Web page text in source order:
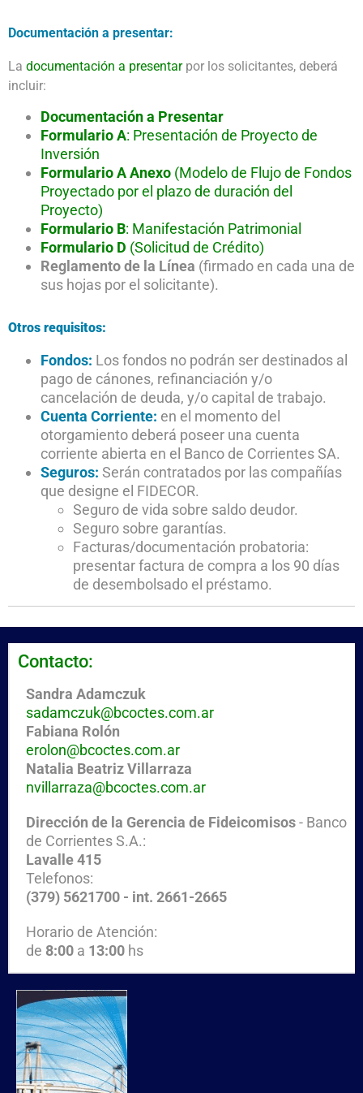
Contacto:
Sandra Adamczuk
sadamczuk@bcoctes.com.ar
Fabiana Rolón
erolon@bcoctes.com.ar
Natalia Beatriz Villarraza
nvillarraza@bcoctes.com.ar
Dirección de la Gerencia de Fideicomisos- Banco
de Corrientes S.A.:
Lavalle 415
Telefonos:
(379) 5621700 - int. 2661-2665
Horario de Atención:
de 8:00 a 13:00 hs
Documentación a presentar:
La documentación a presentarpor los solicitantes, deberá
incluir:
Documentación a Presentar
Formulario A: Presentación de Proyecto de
Inversión
Formulario A Anexo (Modelo de Flujo de Fondos
Proyectado por el plazo de duración del
Proyecto)
Formulario B: Manifestación Patrimonial
Formulario D (Solicitud de Crédito)
Reglamento de la Línea (firmado en cada una de
sus hojas por el solicitante).
Otros requisitos:
Fondos: Los fondos no podrán ser destinados al
pago de cánones, refinanciación y/o
cancelación de deuda, y/o capital de trabajo.
Cuenta Corriente: en el momento del
otorgamiento deberá poseer una cuenta
corriente abierta en el Banco de Corrientes SA.
Seguros: Serán contratados por las compañías
que designe el FIDECOR.
Seguro de vida sobre saldo deudor.
Seguro sobre garantías.
Facturas/documentación probatoria:
presentar factura de compra a los 90 días
de desembolsado el préstamo.